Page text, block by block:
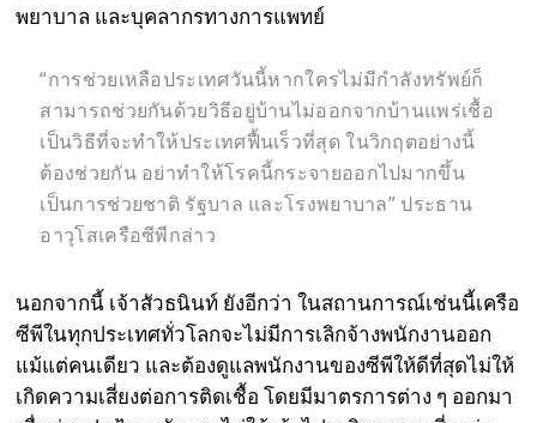
พยาบาล และบุคลากรทางการแพทย์
“การช่วยเหลือประเทศวันนี้หากใครไม่มีกำลังทรัพย์ก็
สามารถช่วยกันด้วยวิธีอยู่บ้านไม่ออกจากบ้านแพร่เชื้อ
เป็นวิธีที่จะทำให้ประเทศฟื้นเร็วที่สุด ในวิกฤตอย่างนี้
ต้องช่วยกัน อย่าทำให้โรคนี้กระจายออกไปมากขึ้น
เป็นการช่วยชาติ รัฐบาล และโรงพยาบาล” ประธาน
อาวุโสเครือซีพีกล่าว
นอกจากนี้ เจ้าสัวธนินท์ ยังอีกว่า ในสถานการณ์เช่นนี้เครือ
ซีพีในทุกประเทศทั่วโลกจะไม่มีการเลิกจ้างพนักงานออก
แม้แต่คนเดียว และต้องดูแลพนักงานของซีพีให้ดีที่สุดไม่ให้
เกิดความเสี่ยงต่อการติดเชื้อ โดยมีมาตรการต่าง ๆ ออกมา